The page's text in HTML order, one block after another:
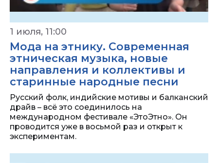
1 июля, 11:00
Мода на этнику. Современная
этническая музыка, новые
направления и коллективы и
старинные народные песни
Русский фолк, индийские мотивы и балканский
драйв – всё это соединилось на
международном фестивале «ЭтоЭтно». Он
проводится уже в восьмой раз и открыт к
экспериментам.